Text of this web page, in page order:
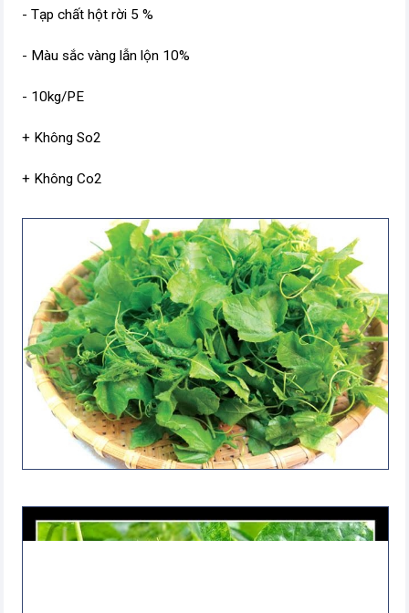
- Tạp chất hột rời 5 %
- Màu sắc vàng lẫn lộn 10%
- 10kg/PE
+ Không So2
+ Không Co2